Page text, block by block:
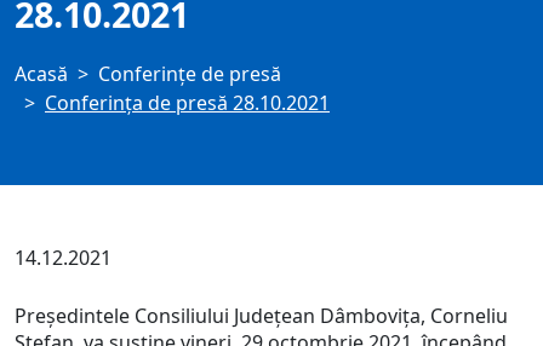
28.10.2021
Acasă
Conferințe de presă
Conferința de presă 28.10.2021
14.12.2021
Președintele Consiliului Județean Dâmbovița, Corneliu